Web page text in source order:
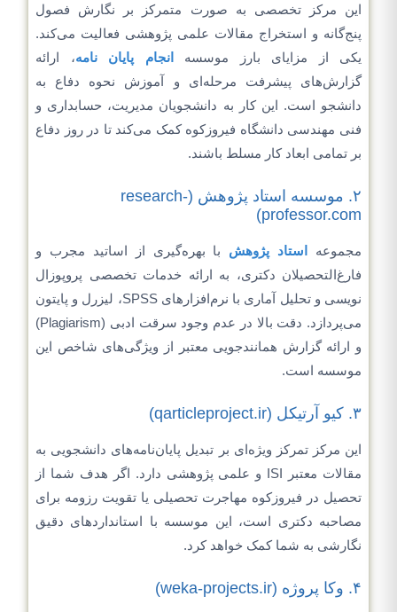
این مرکز تخصصی به صورت متمرکز بر نگارش فصول
پنج‌گانه و استخراج مقالات علمی پژوهشی فعالیت می‌کند.
یکی از مزایای بارز موسسه
انجام پایان نامه، ارائه
گزارش‌های پیشرفت مرحله‌ای و آموزش نحوه دفاع به
دانشجو است. این کار به دانشجویان مدیریت، حسابداری و
فنی مهندسی دانشگاه فیروزکوه کمک می‌کند تا در روز دفاع
بر تمامی ابعاد کار مسلط باشند.
۲. موسسه استاد پژوهش (research-
professor.com)
مجموعه استاد پژوهش با بهره‌گیری از اساتید مجرب و
فارغ‌التحصیلان دکتری، به ارائه خدمات تخصصی پروپوزال
نویسی و تحلیل آماری با نرم‌افزارهای SPSS، لیزرل و پایتون
می‌پردازد. دقت بالا در عدم وجود سرقت ادبی (Plagiarism)
و ارائه گزارش همانندجویی معتبر از ویژگی‌های شاخص این
موسسه است.
۳. کیو آرتیکل (qarticleproject.ir)
این مرکز تمرکز ویژه‌ای بر تبدیل پایان‌نامه‌های دانشجویی به
مقالات معتبر ISI و علمی پژوهشی دارد. اگر هدف شما از
تحصیل در فیروزکوه مهاجرت تحصیلی یا تقویت رزومه برای
مصاحبه دکتری است، این موسسه با استانداردهای دقیق
نگارشی به شما کمک خواهد کرد.
۴. وکا پروژه (weka-projects.ir)